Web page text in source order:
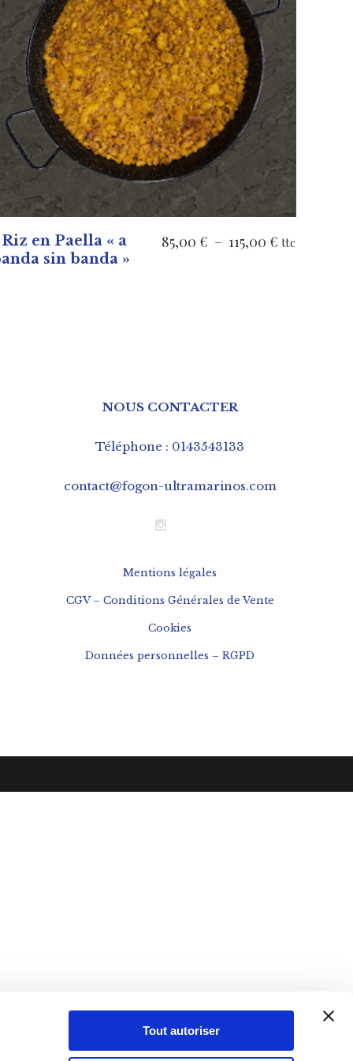
Tout autoriser
VOIR LES PRODUITS
en Paella « a
sin banda »
85,00 € – 115,00 € Plage
ttc
NOUS CONTACTER
Téléphone : 0143543133
contact@fogon-ultramarinos.com
Mentions légales
CGV – Conditions Générales de Vente
Cookies
Données personnelles – RGPD